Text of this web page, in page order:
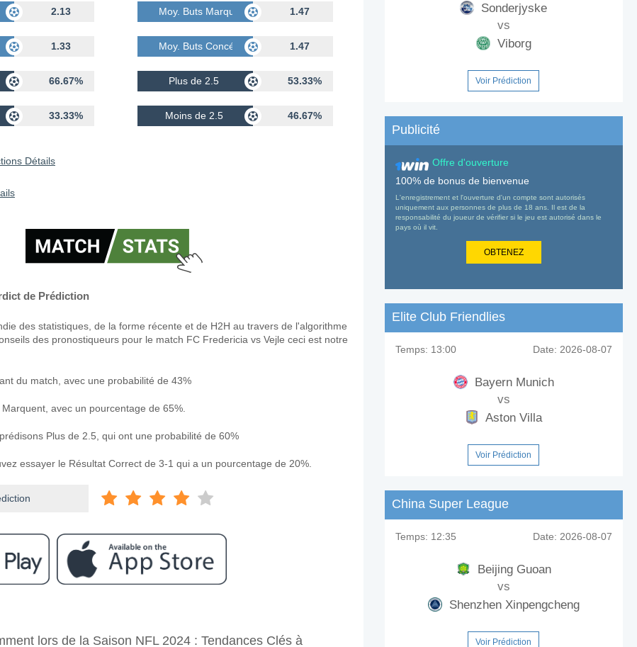
2.13
1.33
66.67%
33.33%
Moy. Buts Marqués 1.47
Moy. Buts Concédés 1.47
Plus de 2.5 53.33%
Moins de 2.5 46.67%
Détails
de Prédiction
des statistiques, de la forme récente et de H2H au travers de l'algorithme
des pronostiqueurs pour le match FC Fredericia vs Vejle ceci est notre
du match, avec une probabilité de 43%
avec un pourcentage de 65%.
Plus de 2.5, qui ont une probabilité de 60%
essayer le Résultat Correct de 3-1 qui a un pourcentage de 20%.
v Vejle 13 April 2026 18:00.
lors de la Saison NFL 2024 : Tendances Clés à
Sonderjyske
vs
Viborg
Voir Prédiction
Publicité
Offre d'ouverture
100% de bonus de bienvenue
L'enregistrement et l'ouverture d'un compte sont autorisés
uniquement aux personnes de plus de 18 ans. Il est de la
responsabilité du joueur de vérifier si le jeu est autorisé dans le
pays où il vit.
OBTENEZ
Elite Club Friendlies
Temps: 13:00 Date: 2026-08-07
Bayern Munich
vs
Aston Villa
Voir Prédiction
China Super League
Temps: 12:35 Date: 2026-08-07
Beijing Guoan
vs
Shenzhen Xinpengcheng
Voir Prédiction